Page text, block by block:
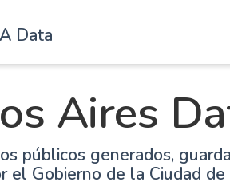
Data
Aires
públicos generados,
el Gobierno de la Ciudad de